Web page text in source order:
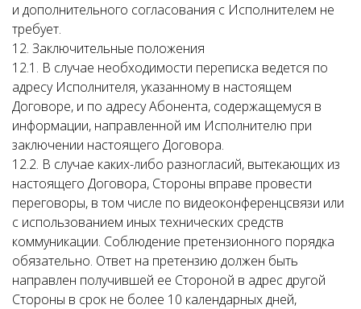
и дополнительного согласования с Исполнителем не
требует.
12. Заключительные положения
12.1. В случае необходимости переписка ведется по
адресу Исполнителя, указанному в настоящем
Договоре, и по адресу Абонента, содержащемуся в
информации, направленной им Исполнителю при
заключении настоящего Договора.
12.2. В случае каких-либо разногласий, вытекающих из
настоящего Договора, Стороны вправе провести
переговоры, в том числе по видеоконференцсвязи или
с использованием иных технических средств
коммуникации. Соблюдение претензионного порядка
обязательно. Ответ на претензию должен быть
направлен получившей ее Стороной в адрес другой
Стороны в срок не более 10 календарных дней,